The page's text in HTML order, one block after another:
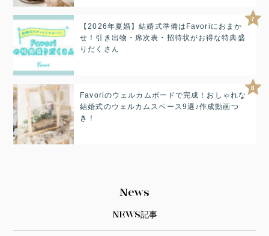
7
【2026年夏婚】結婚式準備はFavoriにおまか
せ！引き出物・席次表・招待状がお得な特典盛
りだくさん
8
Favoriのウェルカムボードで完成！おしゃれな
結婚式のウェルカムスペース9選♪作成動画つ
き！
News
NEWS記事